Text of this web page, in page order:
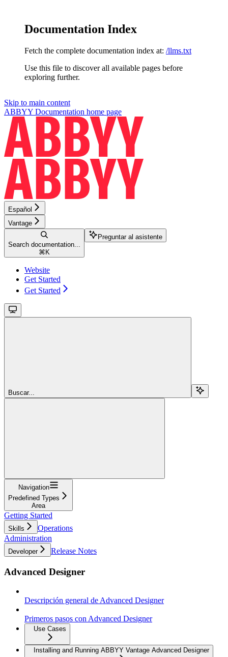
Documentation Index
Fetch the complete documentation index at: /llms.txt
Use this file to discover all available pages before
exploring further.
Skip to main content
ABBYY Documentation home page
Español
Vantage
Search documentation...
⌘ K
Preguntar al asistente
Website
Get Started
Get Started
Buscar...
Navigation
Predefined Types
Area
Getting Started
Skills
Operations
Administration
Developer Release Notes
Advanced Designer
Descripción general de Advanced Designer
Primeros pasos con Advanced Designer
Use Cases
Installing and Running ABBYY Vantage Advanced Designer